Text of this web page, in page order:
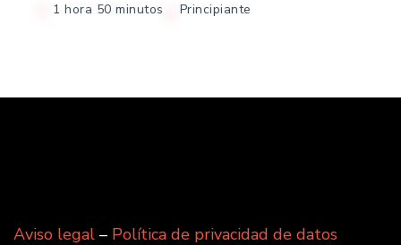
1 hora 50 minutos Principiante
Aviso legal – Política de privacidad de datos